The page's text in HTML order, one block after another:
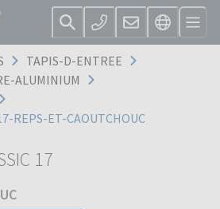
TAPIS-D-ENTREE
ALUMINIUM
REPS-ET-CAOUTCHOUC
17